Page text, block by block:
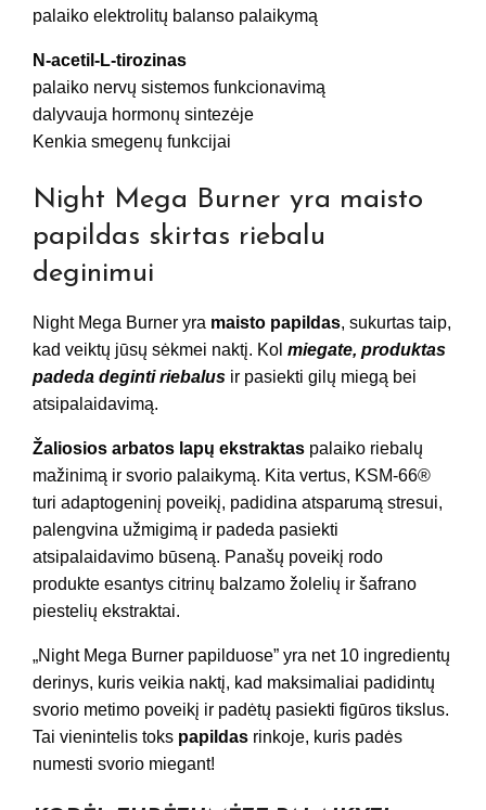
palaiko elektrolitų balanso palaikymą
N-acetil-L-tirozinas
palaiko nervų sistemos funkcionavimą
dalyvauja hormonų sintezėje
Kenkia smegenų funkcijai
Night Mega Burner yra maisto
papildas skirtas riebalu
deginimui
Night Mega Burner yra maisto papildas, sukurtas taip,
kad veiktų jūsų sėkmei naktį. Kol miegate, produktas
padeda deginti riebalus ir pasiekti gilų miegą bei
atsipalaidavimą.
Žaliosios arbatos lapų ekstraktas palaiko riebalų
mažinimą ir svorio palaikymą. Kita vertus, KSM-66®
turi adaptogeninį poveikį, padidina atsparumą stresui,
palengvina užmigimą ir padeda pasiekti
atsipalaidavimo būseną. Panašų poveikį rodo
produkte esantys citrinų balzamo žolelių ir šafrano
piestelių ekstraktai.
„Night Mega Burner papilduose” yra net 10 ingredientų
derinys, kuris veikia naktį, kad maksimaliai padidintų
svorio metimo poveikį ir padėtų pasiekti figūros tikslus.
Tai vienintelis toks papildas rinkoje, kuris padės
numesti svorio miegant!